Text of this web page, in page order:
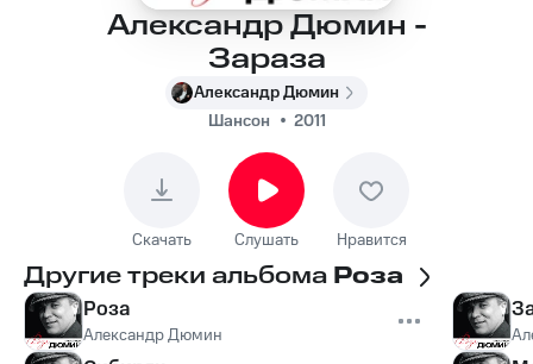
Александр Дюмин -
Зараза
Александр Дюмин
Шансон
2011
Скачать Слушать Нравится
Другие треки альбома Роза
Роза
Александр Дюмин